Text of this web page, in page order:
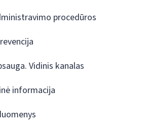
procedūros
Vidinis kanalas
informacija